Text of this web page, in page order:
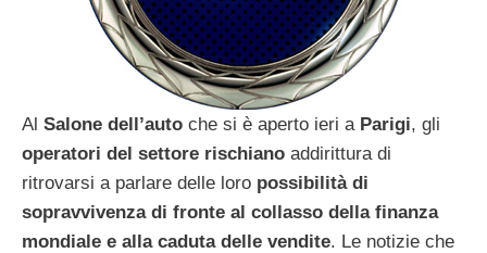
Al Salone dell’auto che si è aperto ieri a Parigi, gli
operatori del settore rischiano addirittura di
ritrovarsi a parlare delle loro possibilità di
sopravvivenza di fronte al collasso della finanza
mondiale e alla caduta delle vendite. Le notizie che